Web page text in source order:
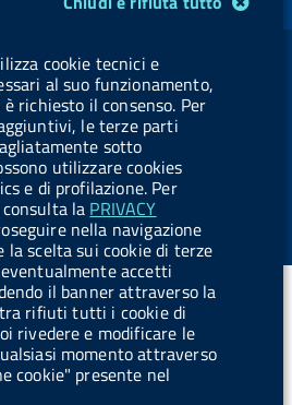
cookie tecnici e
al suo funzionamento,
richiesto il consenso. Per
le terze parti
sotto
utilizzare cookies
e di profilazione. Per
la PRIVACY
nella navigazione
scelta sui cookie di terze
accetti
il banner attraverso la
rifiuti tutti i cookie di
rivedere e modificare le
momento attraverso
cookie" presente nel
t
t
o
n
.
s
p
o
t
i
f